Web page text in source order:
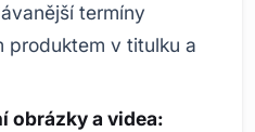
termíny
produktem v titulku a
obrázky a videa: